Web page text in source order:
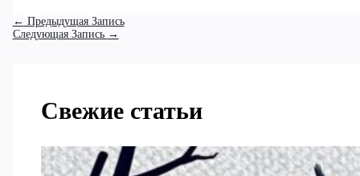
← Предыдущая Запись
Следующая Запись →
Свежие статьи